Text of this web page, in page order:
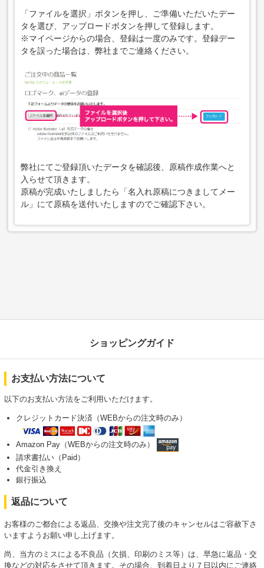
「ファイルを選択」ボタンを押し、ご準備いただいたデー
タを選び、アップロードボタンを押して登録します。
※マイページからの場合、登録は一度のみです。登録デー
タを誤った場合は、弊社までご連絡ください。
弊社にてご登録頂いたデータを確認後、原稿作成作業へと
入らせて頂きます。
原稿が完成いたしましたら「名入れ原稿につきましてメー
ル」にて原稿を送付いたしますのでご確認下さい。
ショッピングガイド
お支払い方法について
以下のお支払い方法をご利用いただけます。
クレジットカード決済（WEBからの注文時のみ）
Amazon Pay（WEBからの注文時のみ）
請求書払い（Paid）
代金引き換え
銀行振込
返品について
お客様のご都合による返品、交換や注文完了後のキャンセルはご容赦下さ
いますようお願い申し上げます。
尚、当方のミスによる不良品（欠損、印刷のミス等）は、早急に返品・交
換などの対応をさせて頂きます。その場合、到着日より７日以内にご連絡